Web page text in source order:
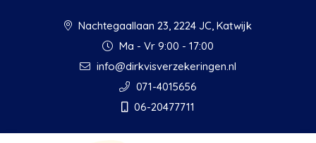
Nachtegaallaan 23, 2224 JC, Katwijk
Ma - Vr 9:00 - 17:00
info@dirkvisverzekeringen.nl
071-4015656
06-20477711